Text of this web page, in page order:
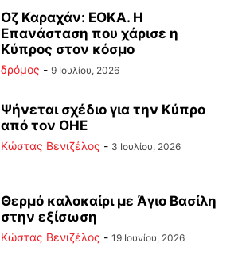
Οζ Καραχάν: ΕΟΚΑ. Η
Επανάσταση που χάρισε η
Κύπρος στον κόσμο
δρόμος - 9 Ιουλίου, 2026
Ψήνεται σχέδιο για την Κύπρο
από τον ΟΗΕ
Κώστας Βενιζέλος - 3 Ιουλίου, 2026
Θερμό καλοκαίρι με Άγιο Βασίλη
στην εξίσωση
Κώστας Βενιζέλος - 19 Ιουνίου, 2026